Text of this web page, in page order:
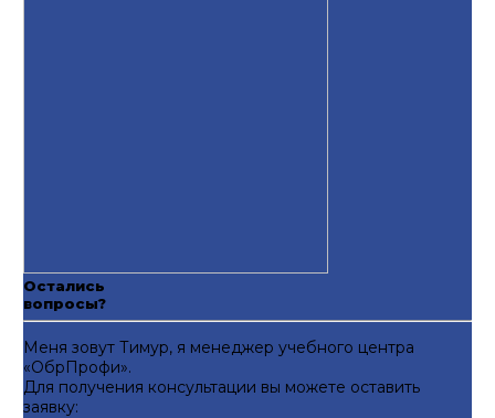
Остались
вопросы?
Меня зовут Тимур, я менеджер учебного центра
«ОбрПрофи».
Для получения консультации вы можете оставить
заявку: